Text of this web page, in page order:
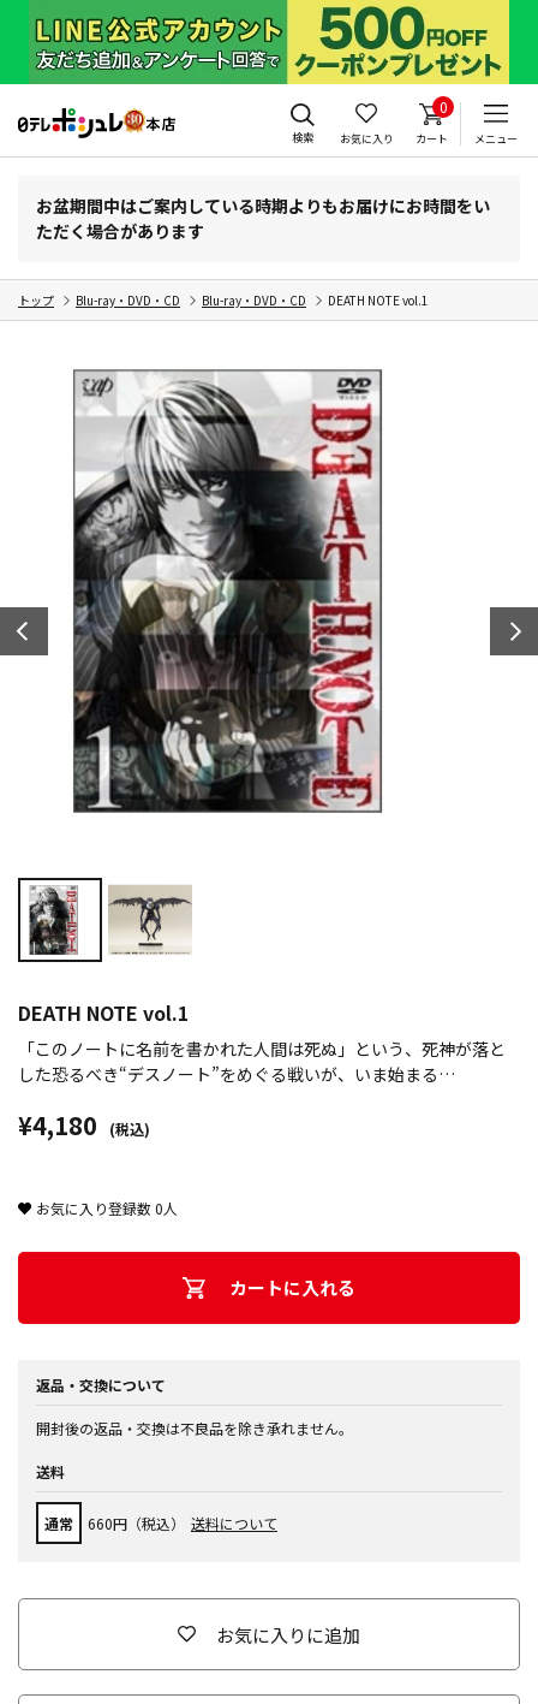
検索 お気に入り
0
カート メニュー
お盆期間中はご案内している時期よりもお届けにお時間をい
ただく場合があります
トップ Blu-ray・DVD・CD Blu-ray・DVD・CD DEATH NOTE vol.1
DEATH NOTE vol.1
「このノートに名前を書かれた人間は死ぬ」という、死神が落と
した恐るべき“デスノート”をめぐる戦いが、いま始まる…
¥4,180 (税込)
お気に入り登録数0人
カートに入れる
返品・交換について
開封後の返品・交換は不良品を除き承れません。
送料
通常 660円（税込） 送料について
お気に入りに追加